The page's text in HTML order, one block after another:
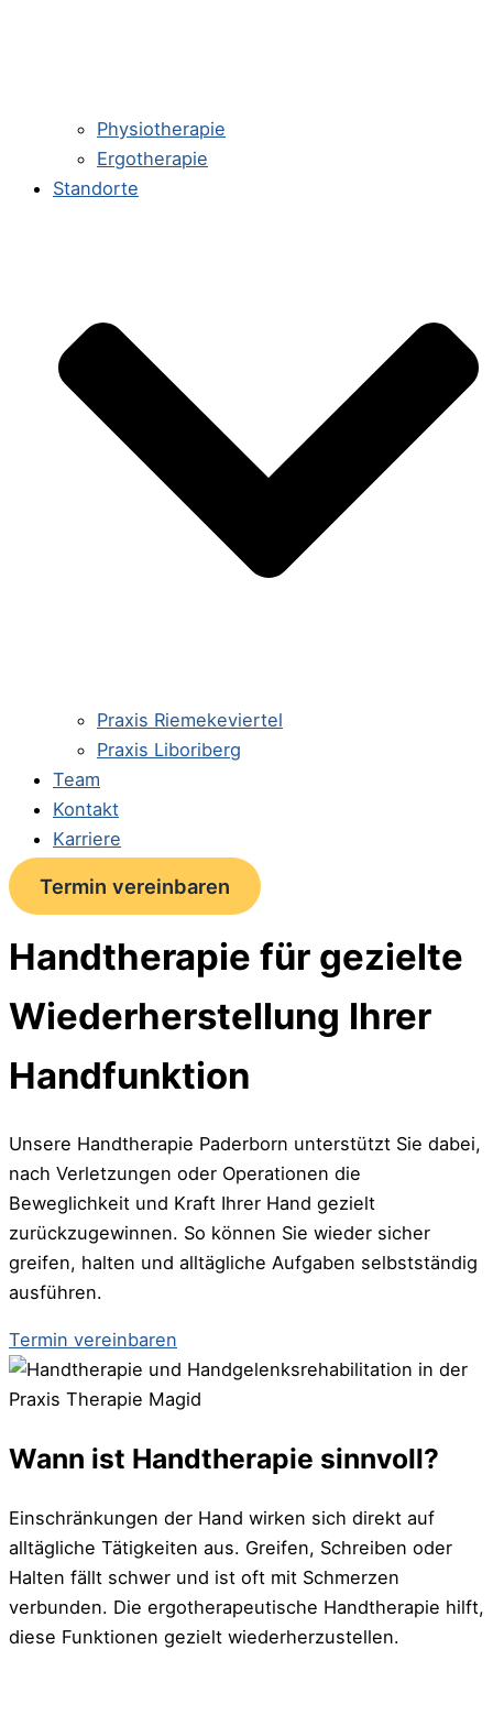
Physiotherapie
Ergotherapie
Standorte
Praxis Riemekeviertel
Praxis Liboriberg
Team
Kontakt
Karriere
Termin vereinbaren
Handtherapie für gezielte
Wiederherstellung Ihrer
Handfunktion
Unsere Handtherapie Paderborn unterstützt Sie dabei,
nach Verletzungen oder Operationen die
Beweglichkeit und Kraft Ihrer Hand gezielt
zurückzugewinnen. So können Sie wieder sicher
greifen, halten und alltägliche Aufgaben selbstständig
ausführen.
Termin vereinbaren
Wann ist Handtherapie sinnvoll?
Einschränkungen der Hand wirken sich direkt auf
alltägliche Tätigkeiten aus. Greifen, Schreiben oder
Halten fällt schwer und ist oft mit Schmerzen
verbunden. Die ergotherapeutische Handtherapie hilft,
diese Funktionen gezielt wiederherzustellen.